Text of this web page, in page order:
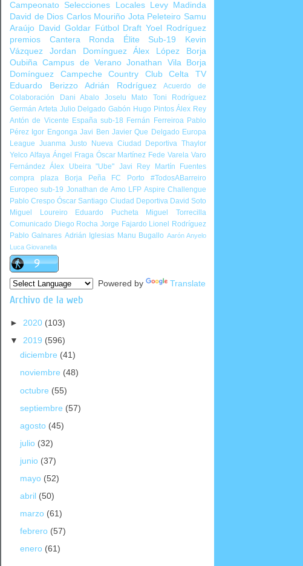
Campeonato Selecciones Locales
Levy Madinda
David de Dios Carlos Mouriño Jota Peleteiro Samu
Araújo David Goldar Fútbol Draft Yoel Rodríguez
premios Cantera
Ronda Élite Sub-19
Kevin
Vázquez
Jordan Domínguez Álex López
Borja
Oubiña Campus de Verano Jonathan Vila
Borja
Domínguez
Campeche Country Club
Celta TV
Eduardo Berizzo
Adrián Rodríguez
Acuerdo de
Colaboración
Dani Abalo Joselu Mato
Toni Rodríguez
Germán Arteta Julio Delgado Gabón Hugo Pintos Álex Rey
Antón de Vicente España sub-18 Fernán Ferreiroa Pablo
Pérez Igor Engonga Javi Ben Javier Que Delgado Europa
League Juanma Justo Nueva Ciudad Deportiva Thaylor
Yelco Alfaya Ángel Fraga Óscar Martínez Fede Varela Varo
Fernández Álex Ubeira "Ube" Javi Rey
Martín Fuentes
compra plaza
Borja Peña FC Porto
#TodosABarreiro
Europeo sub-19 Jonathan de Amo LFP Aspire Challengue
Pablo Crespo Óscar Santiago Ciudad Deportiva David Soto
Miguel Loureiro
Eduardo Pucheta
Miguel Torrecilla
Comunicado Diego Rocha Jorge Fajardo Lionel Rodríguez
Pablo Galnares Adrián Iglesias Manu Bugallo Aarón Anyelo
Luca Giovanella
Powered by Translate
Archivo de la web
► 2020 (103)
▼ 2019 (596)
diciembre (41)
noviembre (48)
octubre (55)
septiembre (57)
agosto (45)
julio (32)
junio (37)
mayo (52)
abril (50)
marzo (61)
febrero (57)
enero (61)